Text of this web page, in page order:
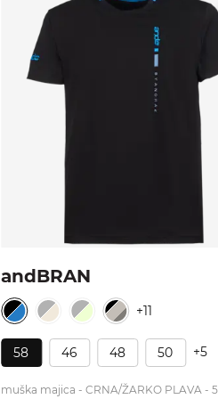
andBRAN
+11
58 46 48 50 +5
muška majica - CRNA/ŽARKO PLAVA -